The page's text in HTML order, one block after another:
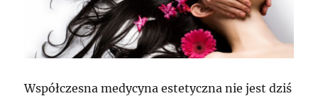
Współczesna medycyna estetyczna nie jest dziś